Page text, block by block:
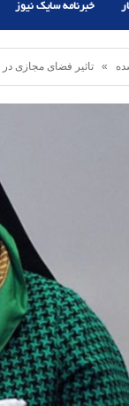
خبرنامه سایک نیوز
» تاثیر فضای مجازی در